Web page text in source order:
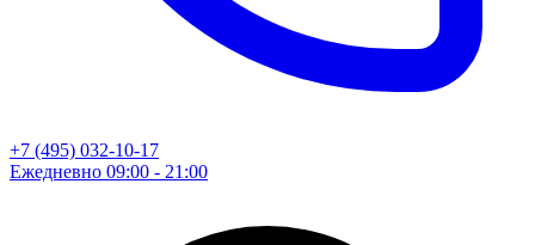
+7 (495) 032-10-17
Ежедневно 09:00 - 21:00